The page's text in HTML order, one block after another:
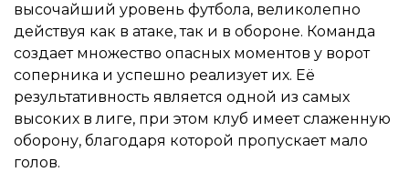
высочайший уровень футбола, великолепно
действуя как в атаке, так и в обороне. Команда
создает множество опасных моментов у ворот
соперника и успешно реализует их. Её
результативность является одной из самых
высоких в лиге, при этом клуб имеет слаженную
оборону, благодаря которой пропускает мало
голов.